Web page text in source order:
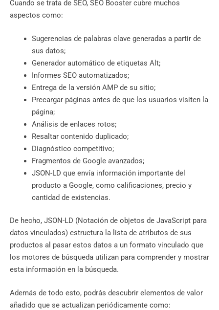
Cuando se trata de SEO, SEO Booster cubre muchos
aspectos como:
Sugerencias de palabras clave generadas a partir de
sus datos;
Generador automático de etiquetas Alt;
Informes SEO automatizados;
Entrega de la versión AMP de su sitio;
Precargar páginas antes de que los usuarios visiten la
página;
Análisis de enlaces rotos;
Resaltar contenido duplicado;
Diagnóstico competitivo;
Fragmentos de Google avanzados;
JSON-LD que envía información importante del
producto a Google, como calificaciones, precio y
cantidad de existencias.
De hecho, JSON-LD (Notación de objetos de JavaScript para
datos vinculados) estructura la lista de atributos de sus
productos al pasar estos datos a un formato vinculado que
los motores de búsqueda utilizan para comprender y mostrar
esta información en la búsqueda.
Además de todo esto, podrás descubrir elementos de valor
añadido que se actualizan periódicamente como: